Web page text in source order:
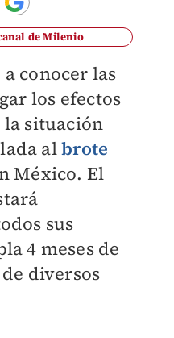
de Milenio
conocer las
los efectos
la situación
albrote
México. El
sus
4 meses de
diversos